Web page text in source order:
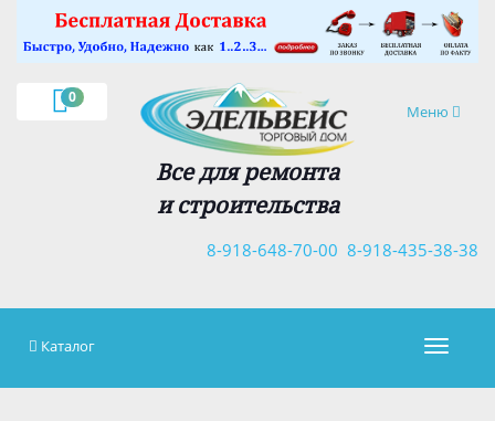
0
Навигация
Меню
Все для ремонта
и строительства
8-918-435-38-38
8-918-648-70-00
×
Каталог